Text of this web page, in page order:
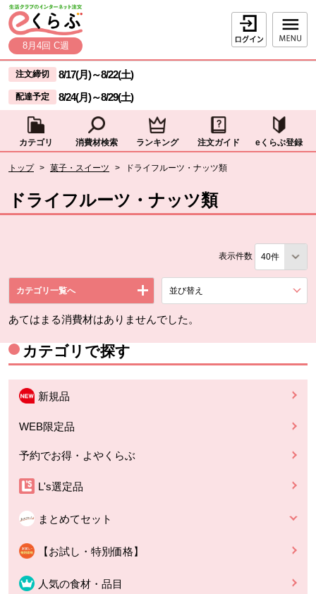
ページの先頭です。
本文へジャンプする。
8月4回 C週
ログイン
ここからサイト内共通メニューです。
サイト内共通メニューをスキップする
注文締切 8/17(月)～8/22(土)
配達予定 8/24(月)～8/29(土)
カテゴリ 消費材検索 ランキング 注文ガイド eくらぶ登録
トップ > 菓子・スイーツ > ドライフルーツ・ナッツ類
ドライフルーツ・ナッツ類
表示件数
カテゴリ一覧へ 並び替え
あてはまる消費材はありませんでした。
カテゴリで探す
新規品
WEB限定品
予約でお得・よやくらぶ
L's選定品
まとめてセット
【お試し・特別価格】
人気の食材・品目